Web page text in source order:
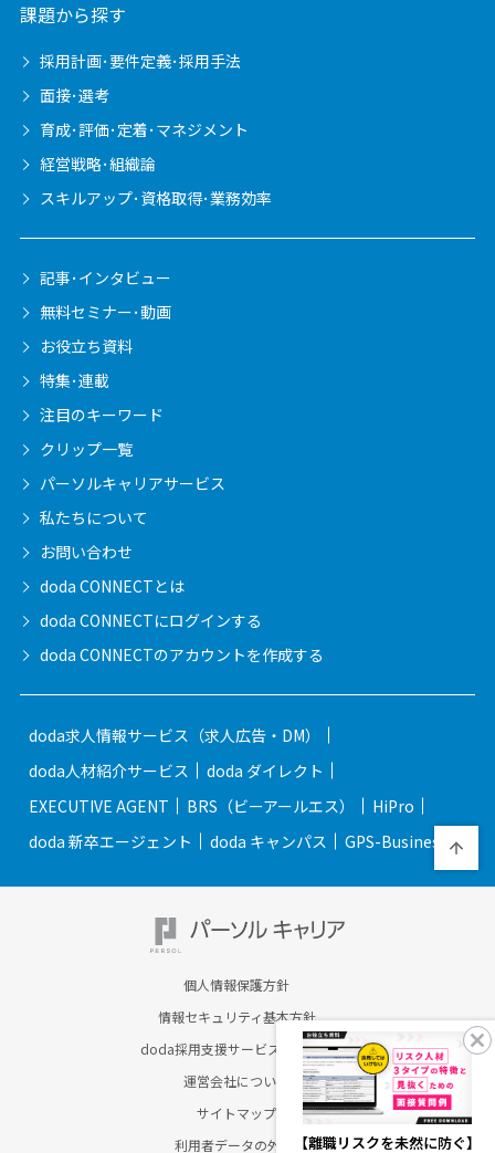
課題から探す
採用計画･要件定義･採用手法
面接･選考
育成･評価･定着･マネジメント
経営戦略･組織論
スキルアップ･資格取得･業務効率
記事･インタビュー
無料セミナー･動画
お役立ち資料
特集･連載
注目のキーワード
クリップ一覧
パーソルキャリアサービス
私たちについて
お問い合わせ
doda CONNECTとは
doda CONNECTにログインする
doda CONNECTのアカウントを作成する
doda求人情報サービス（求人広告・DM）
doda人材紹介サービス
doda ダイレクト
EXECUTIVE AGENT
BRS（ビーアールエス）
HiPro
doda 新卒エージェント
doda キャンパス GPS-Business
個人情報保護方針
情報セキュリティ基本方針
doda採用支援サービスのご案内
運営会社について
サイトマップ
利用者データの外部送信【離職リスクを未然に防ぐ】